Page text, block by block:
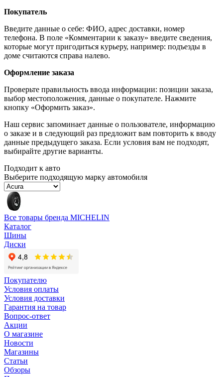
Покупатель
Введите данные о себе: ФИО, адрес доставки, номер
телефона. В поле «Комментарии к заказу» введите сведения,
которые могут пригодиться курьеру, например: подъезды в
доме считаются справа налево.
Оформление заказа
Проверьте правильность ввода информации: позиции заказа,
выбор местоположения, данные о покупателе. Нажмите
кнопку «Оформить заказ».
Наш сервис запоминает данные о пользователе, информацию
о заказе и в следующий раз предложит вам повторить к вводу
данные предыдущего заказа. Если условия вам не подходят,
выбирайте другие варианты.
Подходит к авто
Выберите подходящую марку автомобиля
Все товары бренда MICHELIN
Каталог
Шины
Диски
Покупателю
Условия оплаты
Условия доставки
Гарантия на товар
Вопрос-ответ
Акции
О магазине
Новости
Магазины
Статьи
Обзоры